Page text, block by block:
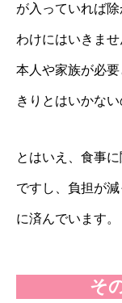
が入っていれば
わけにはいきませ
本人や家族が必
きりとはいかない
とはいえ、食事
ですし、負担が
に済んでいます。
そ